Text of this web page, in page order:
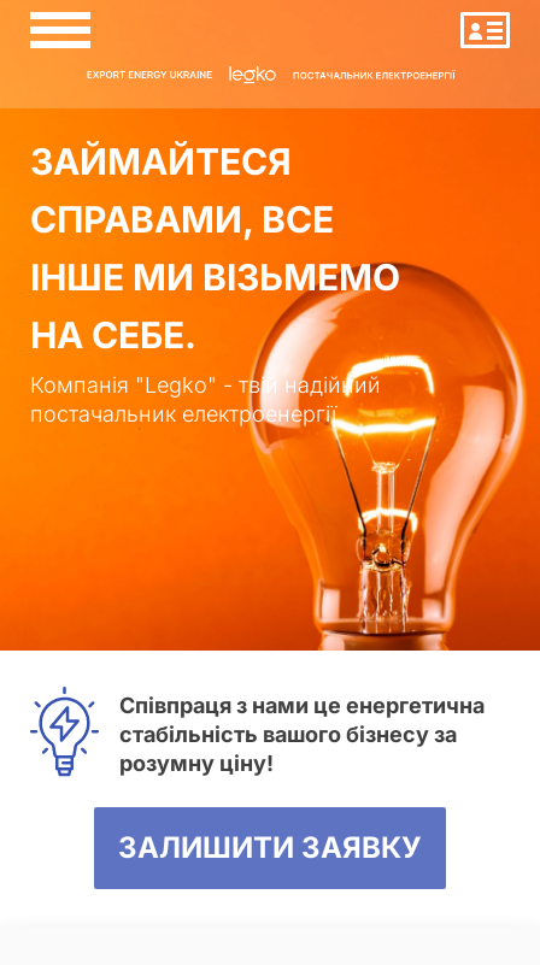
ЗАЙМАЙТЕСЯ
СПРАВАМИ, ВСЕ
ІНШЕ МИ ВІЗЬМЕМО
НА СЕБЕ.
Компанія "Legko" - твій надійний
постачальник електроенергії
Співпраця з нами це енергетична
стабільність вашого бізнесу за
розумну ціну!
ЗАЛИШИТИ ЗАЯВКУ